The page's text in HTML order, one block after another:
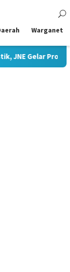
Warganet
Ongkir JTR